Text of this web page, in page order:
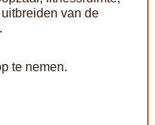
van de
te nemen.